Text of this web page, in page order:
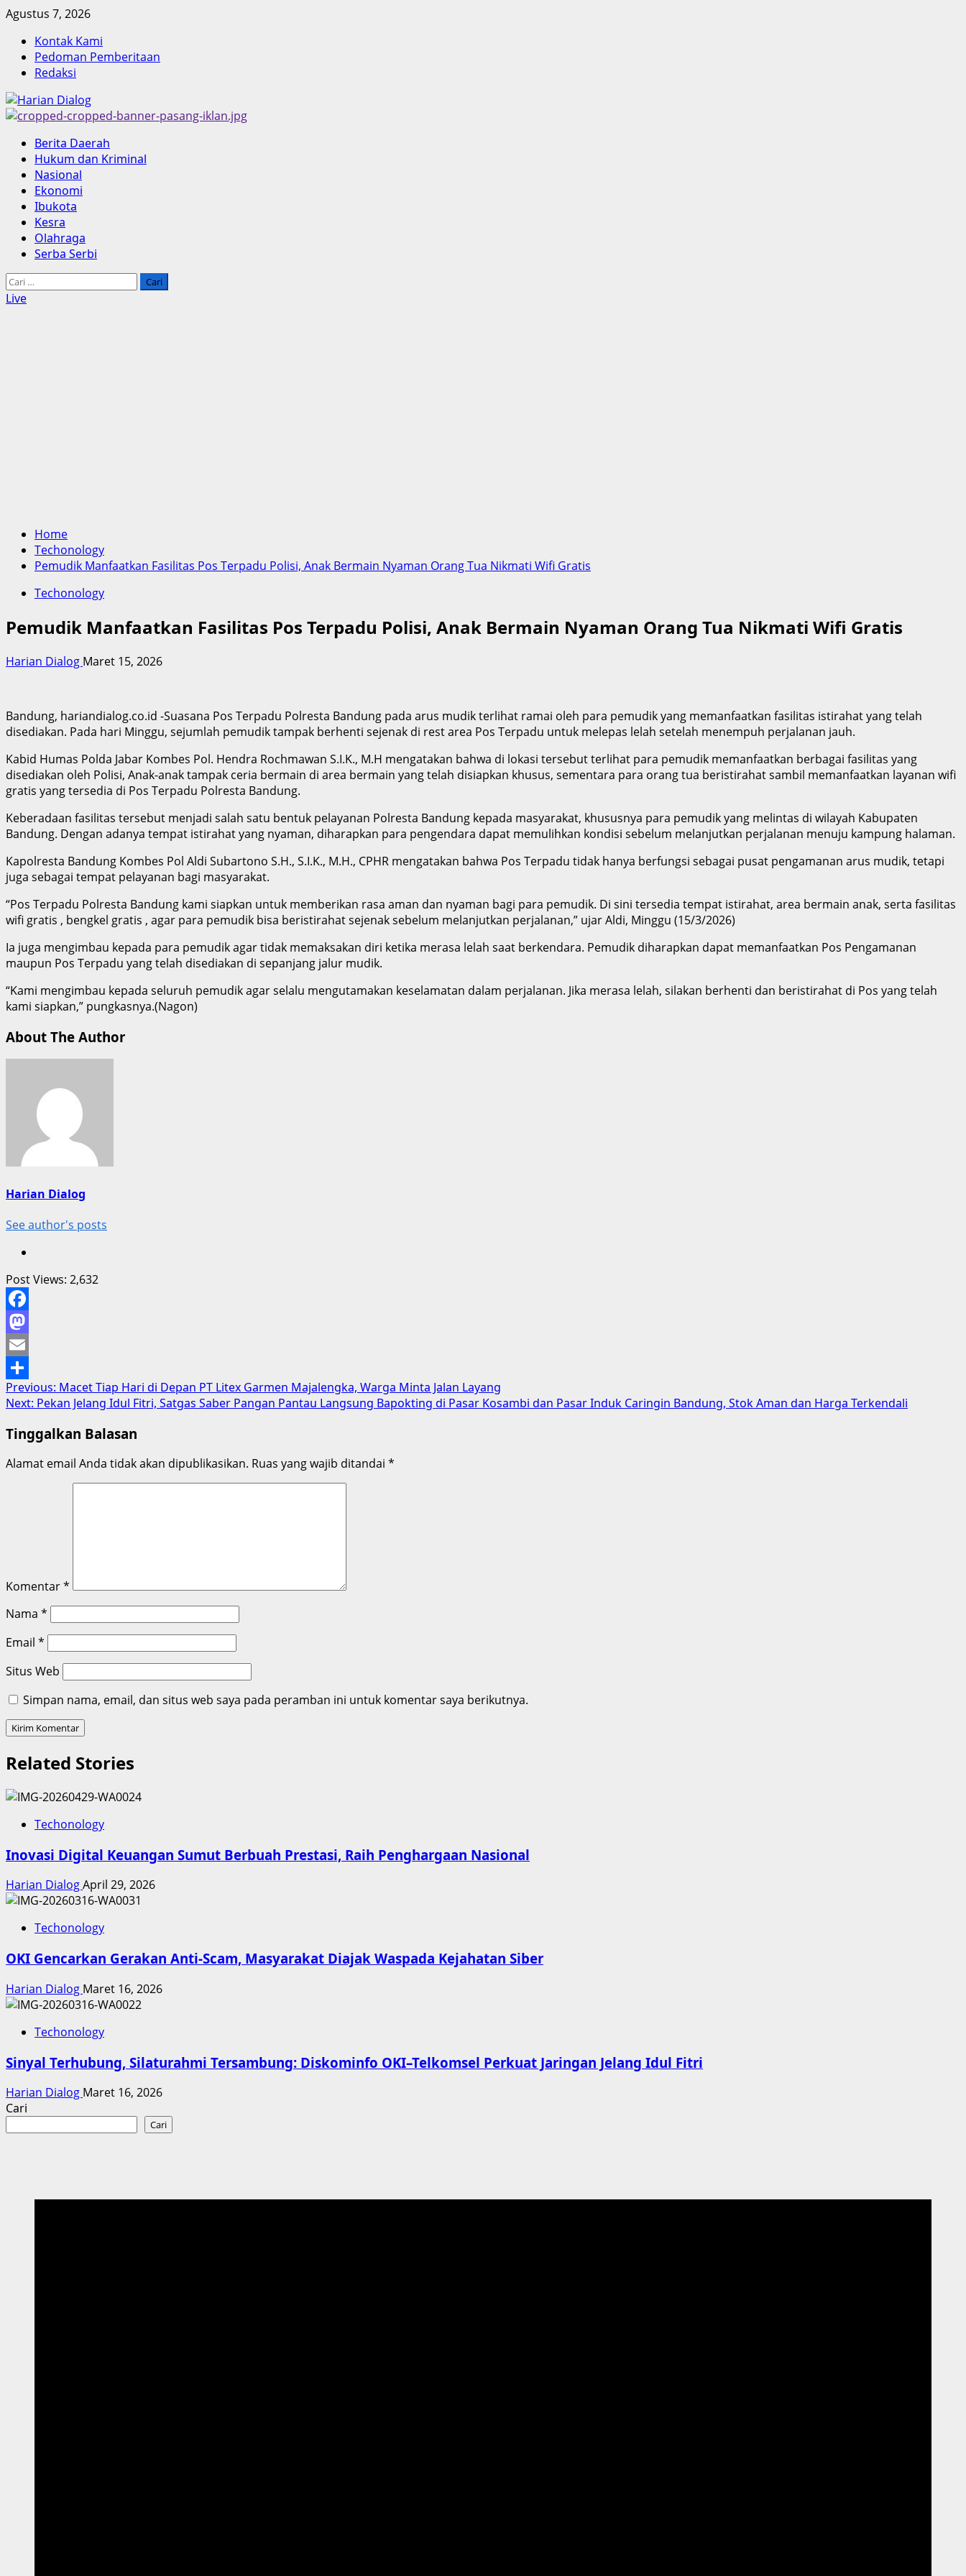
Skip
content
Agustus 7, 2026
Kontak Kami
Pedoman Pemberitaan
Redaksi
Primary
Menu
Berita Daerah
Hukum dan Kriminal
Nasional
Ekonomi
Ibukota
Kesra
Olahraga
Serba Serbi
Cari
untuk:
Live
Home
Techonology
Pemudik Manfaatkan Fasilitas Pos Terpadu Polisi, Anak Bermain Nyaman Orang Tua Nikmati Wifi Gratis
Techonology
Pemudik Manfaatkan Fasilitas Pos Terpadu Polisi, Anak Bermain Nyaman Orang Tua Nikmati Wifi Gratis
Harian Dialog Maret 15, 2026
Bandung, hariandialog.co.id -Suasana Pos Terpadu Polresta Bandung pada arus mudik terlihat ramai oleh para pemudik yang memanfaatkan fasilitas istirahat yang telah
disediakan. Pada hari Minggu, sejumlah pemudik tampak berhenti sejenak di rest area Pos Terpadu untuk melepas lelah setelah menempuh perjalanan jauh.
Kabid Humas Polda Jabar Kombes Pol. Hendra Rochmawan S.I.K., M.H mengatakan bahwa di lokasi tersebut terlihat para pemudik memanfaatkan berbagai fasilitas yang
disediakan oleh Polisi, Anak-anak tampak ceria bermain di area bermain yang telah disiapkan khusus, sementara para orang tua beristirahat sambil memanfaatkan layanan wifi
gratis yang tersedia di Pos Terpadu Polresta Bandung.
Keberadaan fasilitas tersebut menjadi salah satu bentuk pelayanan Polresta Bandung kepada masyarakat, khususnya para pemudik yang melintas di wilayah Kabupaten
Bandung. Dengan adanya tempat istirahat yang nyaman, diharapkan para pengendara dapat memulihkan kondisi sebelum melanjutkan perjalanan menuju kampung halaman.
Kapolresta Bandung Kombes Pol Aldi Subartono S.H., S.I.K., M.H., CPHR mengatakan bahwa Pos Terpadu tidak hanya berfungsi sebagai pusat pengamanan arus mudik, tetapi
juga sebagai tempat pelayanan bagi masyarakat.
“Pos Terpadu Polresta Bandung kami siapkan untuk memberikan rasa aman dan nyaman bagi para pemudik. Di sini tersedia tempat istirahat, area bermain anak, serta fasilitas
wifi gratis , bengkel gratis , agar para pemudik bisa beristirahat sejenak sebelum melanjutkan perjalanan,” ujar Aldi, Minggu (15/3/2026)
Ia juga mengimbau kepada para pemudik agar tidak memaksakan diri ketika merasa lelah saat berkendara. Pemudik diharapkan dapat memanfaatkan Pos Pengamanan
maupun Pos Terpadu yang telah disediakan di sepanjang jalur mudik.
“Kami mengimbau kepada seluruh pemudik agar selalu mengutamakan keselamatan dalam perjalanan. Jika merasa lelah, silakan berhenti dan beristirahat di Pos yang telah
kami siapkan,” pungkasnya.(Nagon)
About The Author
Harian Dialog
See author's posts
Post Views: 2,632
Facebook
Mastodon
Email
Share
Post
navigation
Previous: Macet Tiap Hari di Depan PT Litex Garmen Majalengka, Warga Minta Jalan Layang
Next: Pekan Jelang Idul Fitri, Satgas Saber Pangan Pantau Langsung Bapokting di Pasar Kosambi dan Pasar Induk Caringin Bandung, Stok Aman dan Harga Terkendali
Tinggalkan Balasan
Alamat email Anda tidak akan dipublikasikan. Ruas yang wajib ditandai *
Komentar*
Nama *
Email *
Situs Web
Simpan nama, email, dan situs web saya pada peramban ini untuk komentar saya berikutnya.
Related Stories
Techonology
Inovasi Digital Keuangan Sumut Berbuah Prestasi, Raih Penghargaan Nasional
Harian DialogApril 29, 2026
Techonology
OKI Gencarkan Gerakan Anti-Scam, Masyarakat Diajak Waspada Kejahatan Siber
Harian Dialog Maret 16, 2026
Techonology
Sinyal Terhubung, Silaturahmi Tersambung: Diskominfo OKI–Telkomsel Perkuat Jaringan Jelang Idul Fitri
Harian Dialog Maret 16, 2026
Cari
Cari